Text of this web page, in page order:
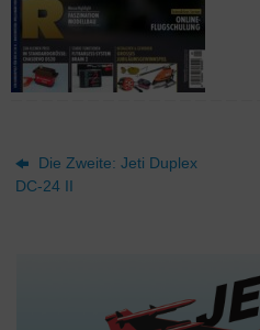
Die Zweite: Jeti Duplex
DC-24 II